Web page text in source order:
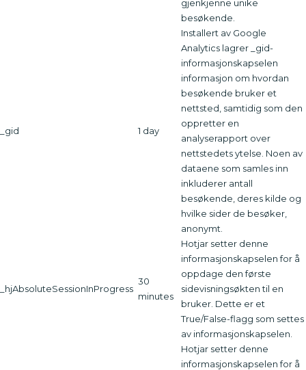
gjenkjenne unike
besøkende.
_gid 1 day
Installert av Google
Analytics lagrer _gid-
informasjonskapselen
informasjon om hvordan
besøkende bruker et
nettsted, samtidig som den
oppretter en
analyserapport over
nettstedets ytelse. Noen av
dataene som samles inn
inkluderer antall
besøkende, deres kilde og
hvilke sider de besøker,
anonymt.
_hjAbsoluteSessionInProgress
30
minutes
Hotjar setter denne
informasjonskapselen for å
oppdage den første
sidevisningsøkten til en
bruker. Dette er et
True/False-flagg som settes
av informasjonskapselen.
Hotjar setter denne
informasjonskapselen for å